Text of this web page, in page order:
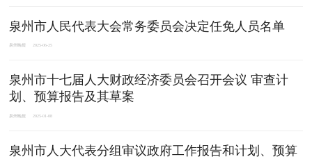
泉州市人民代表大会常务委员会决定任免人员名单
泉州晚报 2025-06-25
泉州市十七届人大财政经济委员会召开会议 审查计
划、预算报告及其草案
泉州晚报 2025-01-08
泉州市人大代表分组审议政府工作报告和计划、预算